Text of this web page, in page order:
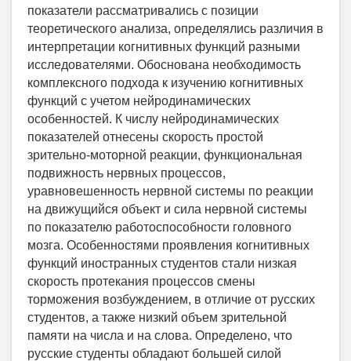
показатели рассматривались с позиции
теоретического анализа, определялись различия в
интерпретации когнитивных функций разными
исследователями. Обоснована необходимость
комплексного подхода к изучению когнитивных
функций с учетом нейродинамических
особенностей. К числу нейродинамических
показателей отнесены скорость простой
зрительно-моторной реакции, функциональная
подвижность нервных процессов,
уравновешенность нервной системы по реакции
на движущийся объект и сила нервной системы
по показателю работоспособности головного
мозга. Особенностями проявления когнитивных
функций иностранных студентов стали низкая
скорость протекания процессов смены
торможения возбуждением, в отличие от русских
студентов, а также низкий объем зрительной
памяти на числа и на слова. Определено, что
русские студенты обладают большей силой